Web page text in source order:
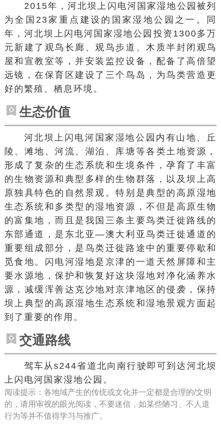
2015年，河北坝上闪电河国家湿地公园被列
为全国23家重点建设的国家湿地公园之一。同
年，河北坝上闪电河国家湿地公园投资1300多万
元新建了观鸟长廊、观鸟步道、木质半封闭观鸟
屋和宣教室等，并安装监控设备，配备了高倍望
远镜，在保育区建设了三个鸟岛，为鸟类营造更
好的繁殖、栖息环境。
生态价值
河北坝上闪电河国家湿地公园内有山地、丘
陵、滩地、河流、湖泊、库塘等各类土地资源，
形成了复杂的生态系统和生境条件，孕育了丰富
的生物资源和典型多样的生物群落，以及坝上高
原独具特色的自然景观。特别是典型的高原湿地
生态系统和多类型的湿地资源，不但是高原生物
的富集地，而且是我国三条主要鸟类迁徙路线的
东部通道，是东北亚—澳大利亚鸟类迁徙通道的
重要组成部分，是鸟类迁徙路途中的重要停歇和
觅食地。闪电河湿地是京津的一道天然屏障和主
要水源地，保护和恢复好这块湿地对净化涵养水
源，减缓浑善达克沙地对京津地区的侵袭，保持
坝上典型的高原湿地生态系统和湿地景观方面起
到了重要的作用。
交通路线
驾车从s244省道北向南行驶即可到达河北坝
上闪电河国家湿地公园。
阅读提示：各地域产生的传统或文化并一定都是合理的/文明
的，请用审视的眼光阅读，不要迷信，如某些陋习、不人道
行为等并不值得学习与推广。